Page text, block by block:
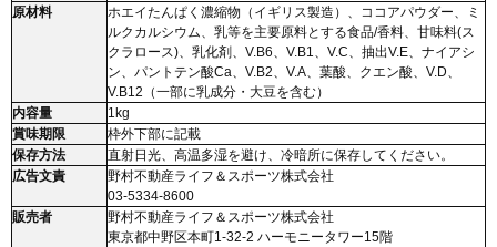
原材料
ホエイたんぱく濃縮物（イギリス製造）、ココアパウダー、ミ
ルクカルシウム、乳等を主要原料とする食品/香料、甘味料(ス
クラロース)、乳化剤、V.B6、V.B1、V.C、抽出V.E、ナイアシ
ン、パントテン酸Ca、V.B2、V.A、葉酸、クエン酸、V.D、
V.B12（一部に乳成分・大豆を含む）
内容量
1kg
賞味期限
枠外下部に記載
保存方法
直射日光、高温多湿を避け、冷暗所に保存してください。
広告文責
野村不動産ライフ＆スポーツ株式会社
03-5334-8600
販売者
野村不動産ライフ＆スポーツ株式会社
東京都中野区本町1-32-2 ハーモニータワー15階